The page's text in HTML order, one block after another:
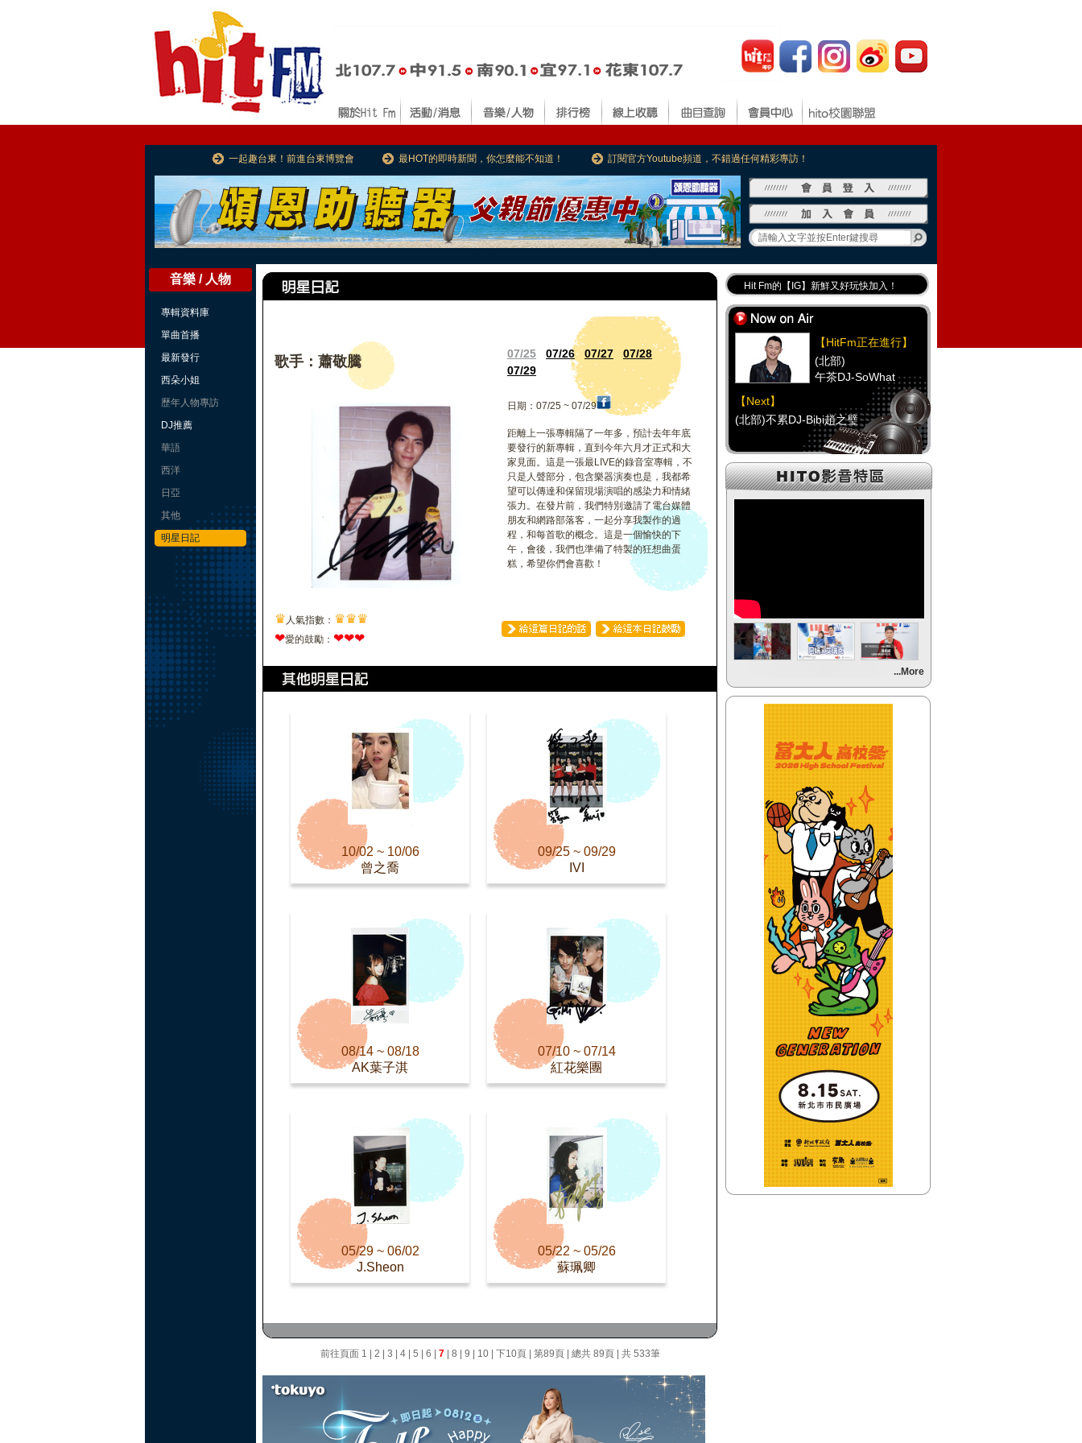
一起趣台東！前進台東博覽會 最HOT的即時新聞，你怎麼能不知道！ 訂閱官方Youtube頻道，不錯過任何精彩專訪！
音樂 / 人物
專輯資料庫
單曲首播
最新發行
西朵小姐
歷年人物專訪
DJ推薦
華語
西洋
日亞
其他
明星日記
歌手：蕭敬騰 07/25 07/26 07/27
07/28
07/29
日期：07/25 ~ 07/29
距離上一張專輯隔了一年多，預計去年年底
要發行的新專輯，直到今年六月才正式和大
家見面。這是一張最LIVE的錄音室專輯，不
只是人聲部分，包含樂器演奏也是，我都希
望可以傳達和保留現場演唱的感染力和情緒
張力。在發片前，我們特別邀請了電台媒體
朋友和網路部落客，一起分享我製作的過
程，和每首歌的概念。這是一個愉快的下
午，會後，我們也準備了特製的狂想曲蛋
糕，希望你們會喜歡！
♛ 人氣指數： ♛♛♛
❤愛的鼓勵： ❤❤❤
10/02 ~ 10/06
曾之喬
09/25 ~ 09/29
IVI
08/14 ~ 08/18
AK葉子淇
07/10 ~ 07/14
紅花樂團
05/29 ~ 06/02
J.Sheon
05/22 ~ 05/26
蘇珮卿
前往頁面 1 2 3 4| 5 6 7| 8 9 10| 下10頁| 第89頁| 總共 89頁 | 共 533筆
Hit Fm的【IG】新鮮又好玩快加入！
Hit Fm【FB臉書粉絲團】等你加入！
最專業《DJ推薦》好音樂千萬別錯過！
好康報報 最新優惠訊息都在這！
【HitFm正在進行】
(北部)
午茶DJ-SoWhat
【Next】
(北部)不累DJ-Bibi趙之璧
【HitFm正在進行】
(中部)
(南部)
元氣DJ-FIFI菲菲
【Next】
(宜蘭)
午茶DJ-SoWhat
(宜蘭)不累DJ-Bibi趙之璧
【HitFm正在進行】
(花東)
元氣音樂
【Next】
(花東)不累DJ-Bibi趙之璧
...More